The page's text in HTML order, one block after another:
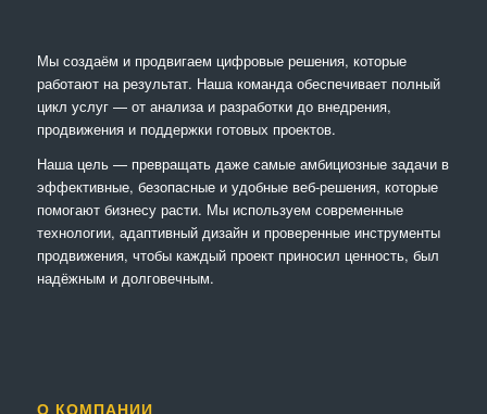
Мы создаём и продвигаем цифровые решения, которые
работают на результат. Наша команда обеспечивает полный
цикл услуг — от анализа и разработки до внедрения,
продвижения и поддержки готовых проектов.
Наша цель — превращать даже самые амбициозные задачи в
эффективные, безопасные и удобные веб-решения, которые
помогают бизнесу расти. Мы используем современные
технологии, адаптивный дизайн и проверенные инструменты
продвижения, чтобы каждый проект приносил ценность, был
надёжным и долговечным.
О КОМПАНИИ